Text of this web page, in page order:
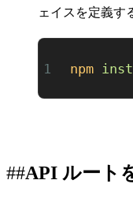
ェイスを定義す
npm
API ルート